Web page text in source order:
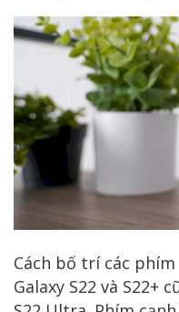
Cách bố trí các
Galaxy S22 và S22+